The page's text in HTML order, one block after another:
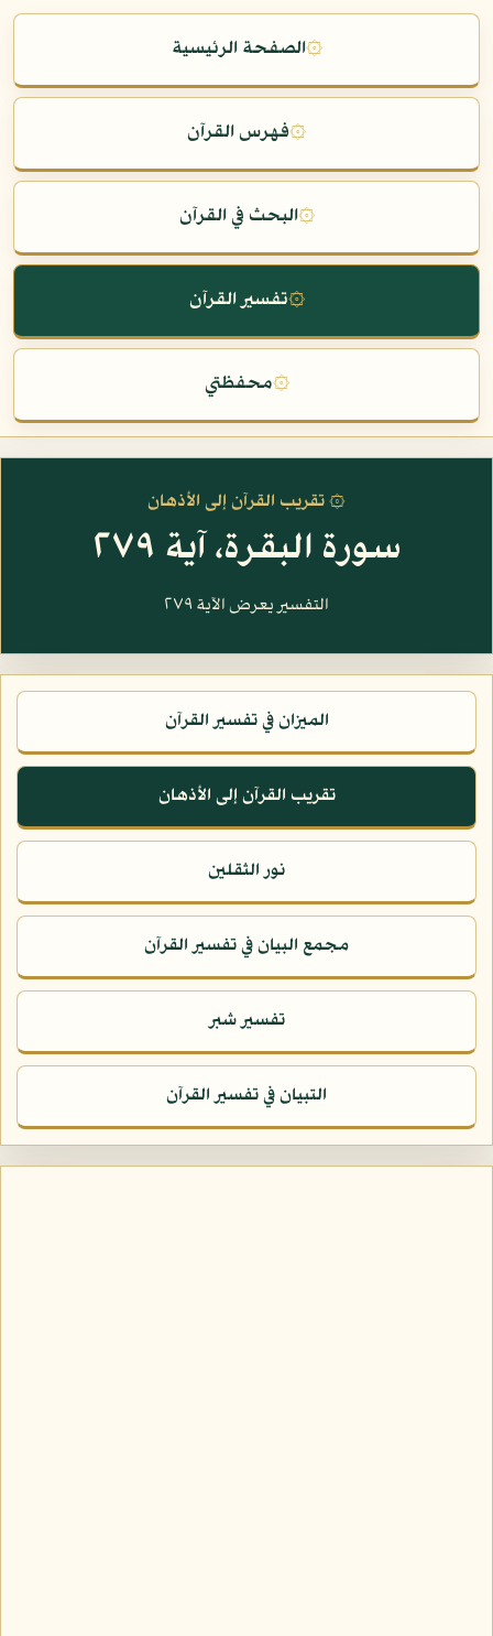
۞الصفحة الرئيسية
۞فهرس القرآن
۞البحث في القرآن
۞تفسير القرآن
۞محفظتي
۞ تقريب القرآن إلى الأذهان
سورة البقرة، آية ٢٧٩
التفسير يعرض الآية ٢٧٩
الميزان في تفسير القرآن
تقريب القرآن إلى الأذهان
نور الثقلين
مجمع البيان في تفسير القرآن
تفسير شبر
التبيان في تفسير القرآن